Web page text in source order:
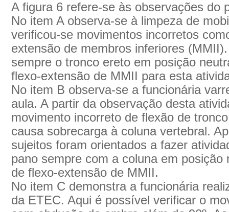
A figura 6 refere-se às observações do
No item A observa-se à limpeza de
verificou-se movimentos incorretos
extensão de membros inferiores
sempre o tronco ereto em posição
flexo-extensão de MMII para esta
No item B observa-se a funcionária
aula. A partir da observação desta
movimento incorreto de flexão de
causa sobrecarga à coluna vertebral.
sujeitos foram orientados a fazer
pano sempre com a coluna em
de flexo-extensão de MMII.
No item C demonstra a funcionária
da ETEC. Aqui é possível verificar o